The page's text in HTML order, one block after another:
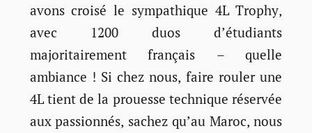
avons croisé le sympathique 4L Trophy,
avec 1200 duos d’étudiants
majoritairement français – quelle
ambiance ! Si chez nous, faire rouler une
4L tient de la prouesse technique réservée
aux passionnés, sachez qu’au Maroc, nous